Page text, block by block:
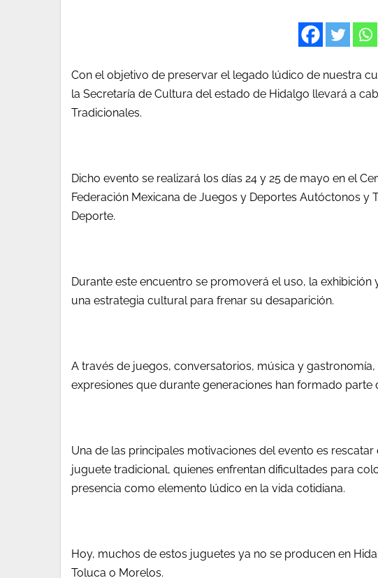
Con el objetivo de preservar el legado lúdico de nuestra
la Secretaría de Cultura del estado de Hidalgo llevará a
Tradicionales.
Dicho evento se realizará los días 24 y 25 de mayo en el
Federación Mexicana de Juegos y Deportes Autóctonos y
Deporte.
Durante este encuentro se promoverá el uso, la
una estrategia cultural para frenar su desaparición.
A través de juegos, conversatorios, música y
expresiones que durante generaciones han formado parte
Una de las principales motivaciones del evento es
juguete tradicional, quienes enfrentan dificultades para
presencia como elemento lúdico en la vida cotidiana.
Hoy, muchos de estos juguetes ya no se producen en
Toluca o Morelos.